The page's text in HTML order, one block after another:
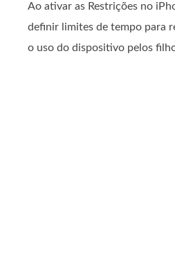
Ao ativar as Restrições no
definir limites de tempo para
o uso do dispositivo pelos